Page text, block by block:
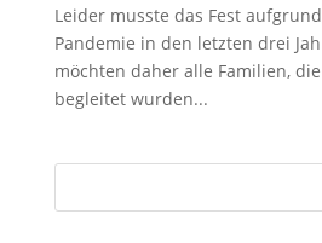
Leider musste das Fest
Pandemie in den letzten drei
möchten daher alle Familien,
begleitet wurden...